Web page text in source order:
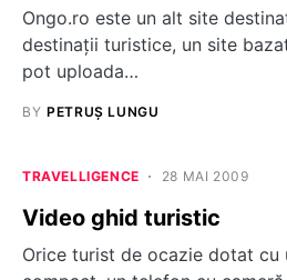
Ongo.ro este un alt site
destinaţii turistice, un site
pot uploada…
BY PETRUȘ LUNGU
TRAVELLIGENCE 28 MAI 2009
Video ghid turistic
Orice turist de ocazie dotat